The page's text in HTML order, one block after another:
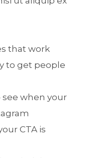
that work
to get people
when your
CTA is